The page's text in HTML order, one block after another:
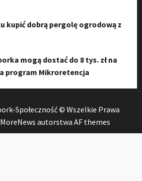
kupić dobrą pergolę ogrodową z
mogą dostać do 8 tys. zł na
program Mikroretencja
Społeczność © Wszelkie Prawa
MoreNews autorstwa AF themes